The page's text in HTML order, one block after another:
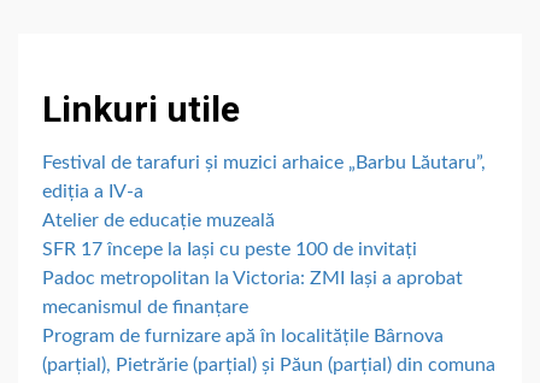
Linkuri utile
Festival de tarafuri și muzici arhaice „Barbu Lăutaru”,
ediția a IV-a
Atelier de educație muzeală
SFR 17 începe la Iași cu peste 100 de invitați
Padoc metropolitan la Victoria: ZMI Iași a aprobat
mecanismul de finanțare
Program de furnizare apă în localitățile Bârnova
(parțial), Pietrărie (parțial) și Păun (parțial) din comuna